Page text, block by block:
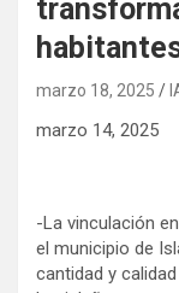
marzo 18, 2025
marzo 14, 2025
-La vinculación
el municipio de
cantidad y